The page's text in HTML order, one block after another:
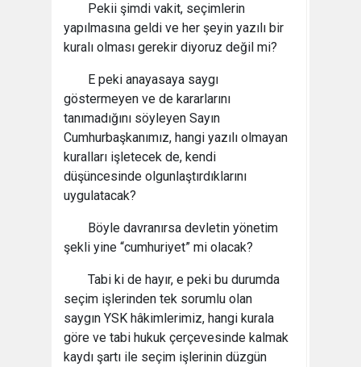
Pekii şimdi vakit, seçimlerin
yapılmasına geldi ve her şeyin yazılı bir
kuralı olması gerekir diyoruz değil mi?
E peki anayasaya saygı
göstermeyen ve de kararlarını
tanımadığını söyleyen Sayın
Cumhurbaşkanımız, hangi yazılı olmayan
kuralları işletecek de, kendi
düşüncesinde olgunlaştırdıklarını
uygulatacak?
Böyle davranırsa devletin yönetim
şekli yine “cumhuriyet” mi olacak?
Tabi ki de hayır, e peki bu durumda
seçim işlerinden tek sorumlu olan
saygın YSK hâkimlerimiz, hangi kurala
göre ve tabi hukuk çerçevesinde kalmak
kaydı şartı ile seçim işlerinin düzgün